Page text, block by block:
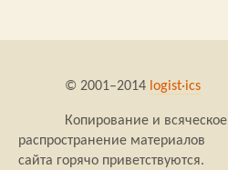
© 2001–2014 logist·ics
Копирование и всяческое
распространение материалов
сайта горячо приветствуются.